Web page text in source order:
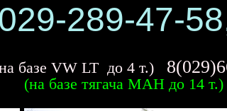
289-47-
базе VW LT до 4 т.)
(на базе тягача МАН до 14 т.)